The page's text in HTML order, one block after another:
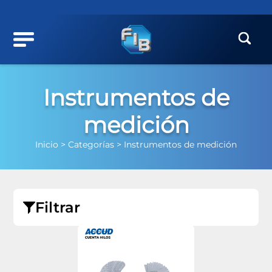
Instrumentos de
medición
Inicio > Categorías > Instrumentos de medición
Filtrar